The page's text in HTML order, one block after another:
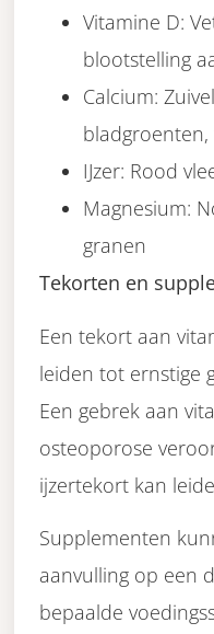
Vitamine D:
blootstelling
Calcium:
bladgroenten,
IJzer: Rood
Magnesium:
granen
Tekorten en
Een tekort aan
leiden tot ernstige
Een gebrek aan
osteoporose
ijzertekort kan
Supplementen
aanvulling op een
bepaalde